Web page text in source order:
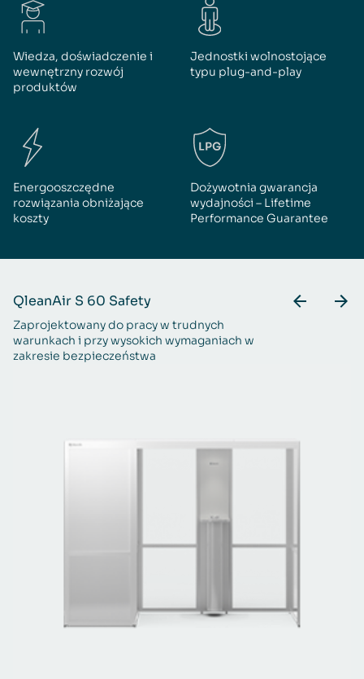
Wiedza, doświadczenie i
wewnętrzny rozwój
produktów
Jednostki wolnostojące
typu plug-and-play
Energooszczędne
rozwiązania obniżające
koszty
Dożywotnia gwarancja
wydajności – Lifetime
Performance Guarantee
QleanAir S 60 Safety
Zaprojektowany do pracy w trudnych
warunkach i przy wysokich wymaganiach w
zakresie bezpieczeństwa